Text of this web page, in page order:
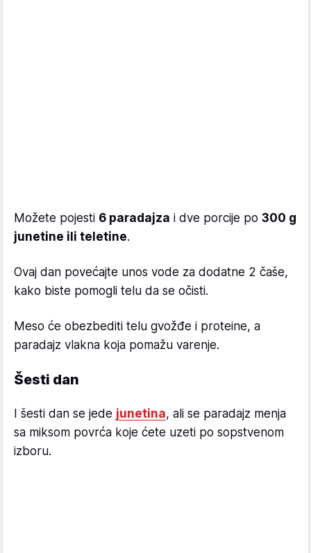
Možete pojesti 6 paradajza i dve porcije po 300 g
junetine ili teletine.
Ovaj dan povećajte unos vode za dodatne 2 čaše,
kako biste pomogli telu da se očisti.
Meso će obezbediti telu gvožđe i proteine, a
paradajz vlakna koja pomažu varenje.
Šesti dan
I šesti dan se jede junetina, ali se paradajz menja
sa miksom povrća koje ćete uzeti po sopstvenom
izboru.